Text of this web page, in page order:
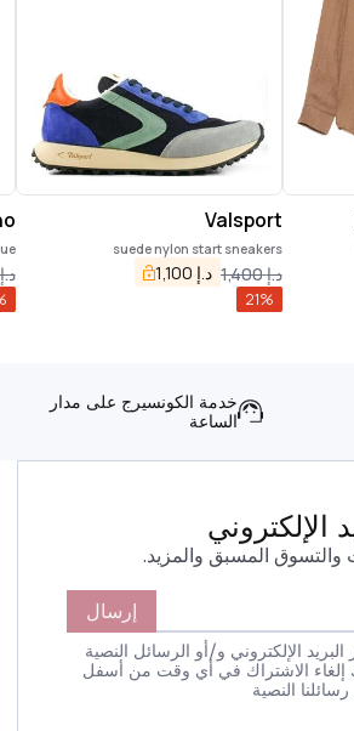
Valsport
suede nylon start sneakers
د.إ1,400 د.إ 1,100
21%
د.إ
خدمة الكونسيرج على مدار
الساعة
الإلكتروني
المسبق والمزيد.
إرسال
الإلكتروني و/أو الرسائل النصية
إلغاء الاشتراك في أي وقت من أسفل